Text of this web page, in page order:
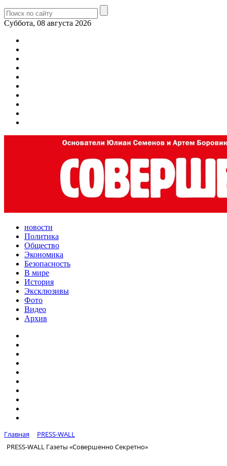
Суббота, 08 августа 2026
новости
Политика
Общество
Экономика
Безопасность
В мире
История
Эксклюзивы
Фото
Видео
Архив
Главная
PRESS-WALL
PRESS-WALL Газеты «Совершенно Секретно»